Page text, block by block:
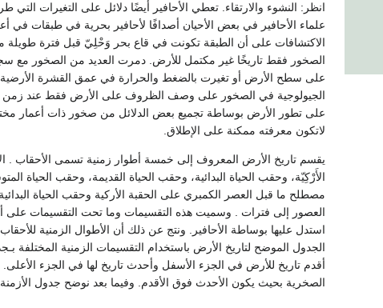
انظر: النشوء والارتقاء. تعطي الأحافير أيضًا دلائل على التغيرات
علماء الأحافير في بعض الأحيان أصدافًا لأحافير بحرية في طبقات في
الاكتشافات على أن الطبقة تكونت في قاع بحر وَحْلِيّ قبل فترة
الصخور فقط تاريخًا غير مكتمل للأرض. دمرت العديد من الصخور مع
على سطح الأرض أو تغيرت بالضغط والحرارة في عمق القشرة الأرضية.
الجيولوجية في الصخور على وصف الظروف على الأرض فقط عند زمن
على تطور الأرض بوساطة تجميع بعض الدلائل من صخور ذات أعمار
لاتكون معرفته ممكنة على الإطلاق.
يقسم تاريخ الأرض المعروف إلى خمسة أطوار زمنية تسمى الأحقاب .
الأَرْكِيّة، وحقب الحياة البدائية، وحقب الحياة القديمة، وحقب الحياة
مصطلح ما قبل العصر الكمبري على الحقبة الأركية وحقب الحياة
العصور إلى فترات . وسميت هذه التقسيمات وما تحت التقسيمات على
استدل عليها بوساطة الأحافير. ونتج عن ذلك أن الأطوال الزمنية
الجدول الموضح لتاريخ الأرض باستخدام التقسيمات الزمنية المختلفة
أقدم تاريخ للأرض في الجزء الأسفل وأحدث تاريخ لها في الجزء
الصخرية بحيث يكون الأحدث فوق الأقدم. وفيما بعد نوضح جدول الأزمنة